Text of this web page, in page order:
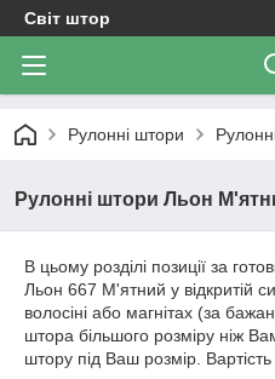
Світ штор
Рулонні штори
Рулонні штори Льон
В цьому розділі позиції за
Льон 667 М'ятний у відкритій
волосіні або магнітах (за
штора більшого розміру ніж
штору під Ваш розмір.